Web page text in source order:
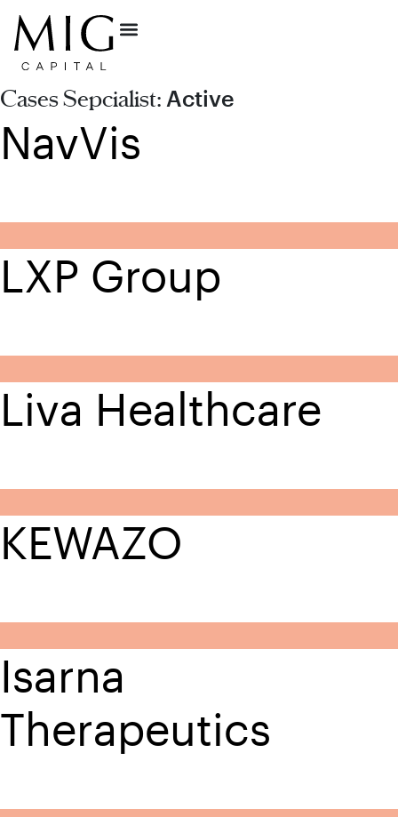
Cases Sepcialist: Active
NavVis
LXP Group
Liva Healthcare
KEWAZO
Isarna
Therapeutics